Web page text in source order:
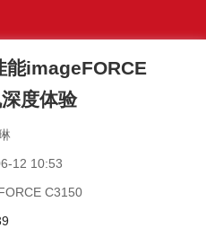
能imageFORCE
度体验
12 10:53
C3150